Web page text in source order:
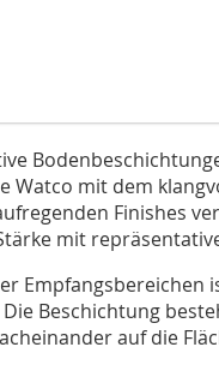
Watco mit dem
Finishes
mit
Empfangsbereichen
Beschichtung
auf die